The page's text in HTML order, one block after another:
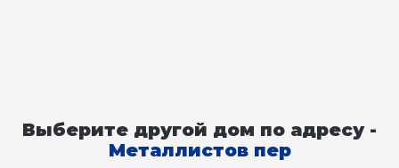
Выберите другой дом по адресу -
Металлистов пер